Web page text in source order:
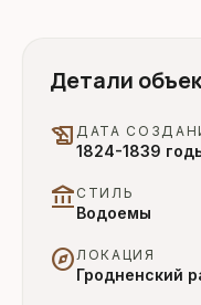
Детали
history_edu ДАТА
1824-1839
account_balance СТИЛЬ
Водоемы
exploreЛОКАЦИЯ
Гродненский